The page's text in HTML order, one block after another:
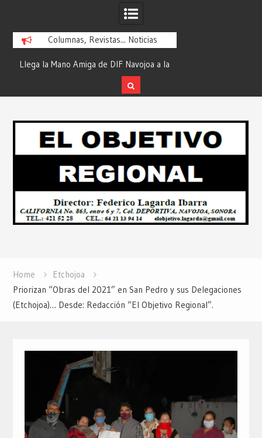
Columnas, Revistas... Noticias
Llega la Mano Amiga de DIF Navojoa a la
Ampliación Beltrones con la Feria de
Servicios… Desde: Redacción “El
Redacción “El
Home
Etchojoa
Priorizan “Obras del 2021” en San Pedro y sus Delegaciones
(Etchojoa)… Desde: Redacción “El Objetivo Regional”.